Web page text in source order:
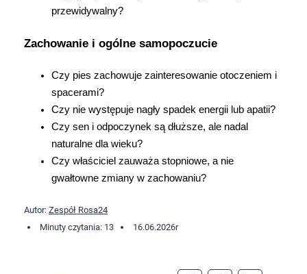
przewidywalny?
Zachowanie i ogólne samopoczucie
Czy pies zachowuje zainteresowanie otoczeniem i
spacerami?
Czy nie występuje nagły spadek energii lub apatii?
Czy sen i odpoczynek są dłuższe, ale nadal
naturalne dla wieku?
Czy właściciel zauważa stopniowe, a nie
gwałtowne zmiany w zachowaniu?
Autor: Zespół Rosa24
Minuty czytania: 13
16.06.2026r